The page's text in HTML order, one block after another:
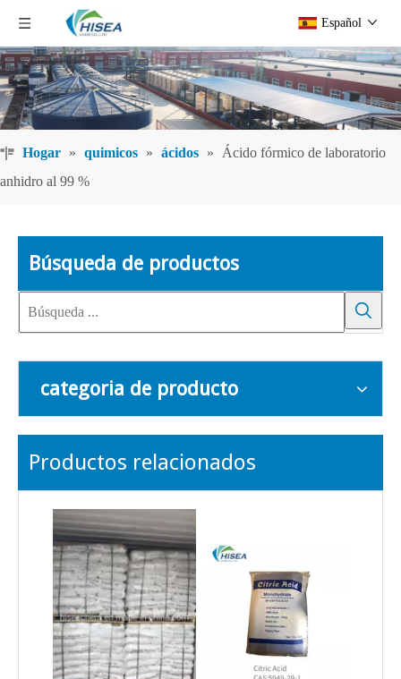
Español
Hogar » quimicos » ácidos »
Ácido fórmico de laboratorio
anhidro al 99 %
Búsqueda de productos
categoria de producto
Productos relacionados